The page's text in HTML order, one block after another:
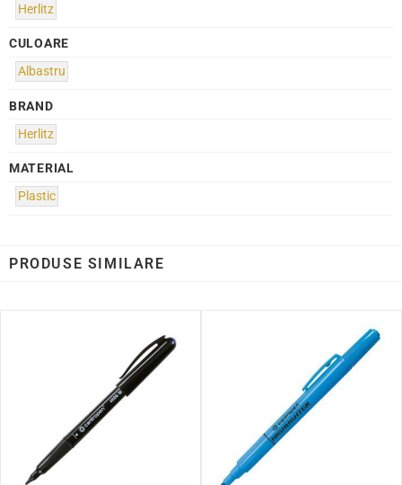
Herlitz
CULOARE
Albastru
BRAND
Herlitz
MATERIAL
Plastic
PRODUSE SIMILARE